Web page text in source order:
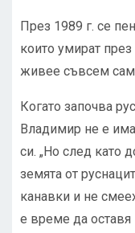
През 1989 г. се
които умират
живее съвсем
Когато започва
Владимир не е
си. „Но след като
земята от
канавки и не
е време да оставя